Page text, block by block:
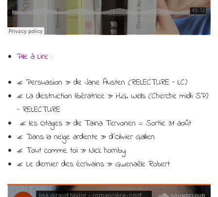
Pile à Lire :
« Persuasion » de Jane Austen (RELECTURE – LC)
« La destruction libératrice » H.G. Wells (Cherche midi SP)
– RELECTURE
« les Otages » de Taina Tervonen = Sortie 31 août
« Dans la neige ardente » d’Olivier Gallien
« Tout comme toi » Nick hornby
« Le dernier des écrivains » Gwenaële Robert